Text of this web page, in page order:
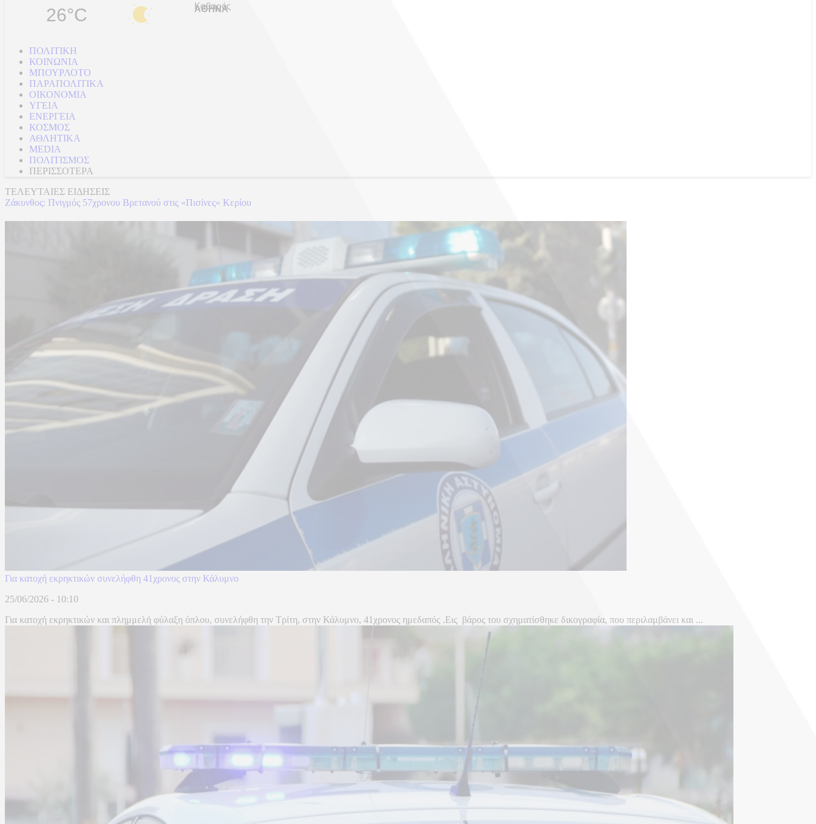
26°C Καθαρός
ΠΟΛΙΤΙΚΗ
ΚΟΙΝΩΝΙΑ
ΜΠΟΥΡΛΟΤΟ
ΠΑΡΑΠΟΛΙΤΙΚΑ
ΟΙΚΟΝΟΜΙΑ
ΥΓΕΙΑ
ΕΝΕΡΓΕΙΑ
ΚΟΣΜΟΣ
ΑΘΛΗΤΙΚΑ
MEDIA
ΠΟΛΙΤΙΣΜΟΣ
ΠΕΡΙΣΣΟΤΕΡΑ
ΤΕΛΕΥΤΑΙΕΣ ΕΙΔΗΣΕΙΣ
Ζάκυνθος: Πνιγμός 57χρονου Βρετανού στις «Πισίνες» Κερίου
Για κατοχή εκρηκτικών συνελήφθη 41χρονος στην Κάλυμνο
25/06/2026 - 10:10
Για κατοχή εκρηκτικών και πλημμελή φύλαξη όπλου, συνελήφθη την Τρίτη, στην Κάλυμνο, 41χρονος ημεδαπός .Εις βάρος του σχηματίσθηκε δικογραφία, που περιλαμβάνει και ...